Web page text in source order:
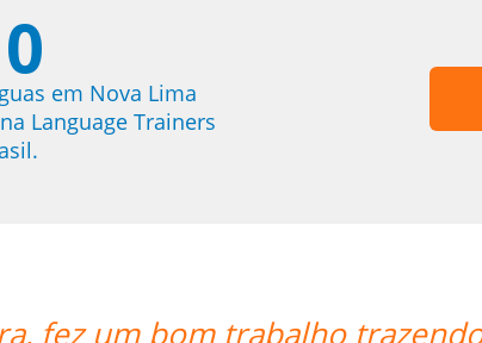
em Nova Lima
Language Trainers
relacionados aos negócios